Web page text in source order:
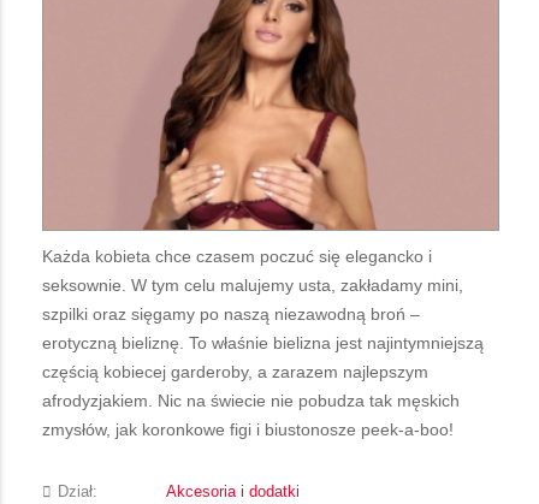
Każda kobieta chce czasem poczuć się elegancko i
seksownie. W tym celu malujemy usta, zakładamy mini,
szpilki oraz sięgamy po naszą niezawodną broń –
erotyczną bieliznę. To właśnie bielizna jest najintymniejszą
częścią kobiecej garderoby, a zarazem najlepszym
afrodyzjakiem. Nic na świecie nie pobudza tak męskich
zmysłów, jak koronkowe figi i biustonosze peek-a-boo!
Dział: Akcesoria i dodatki